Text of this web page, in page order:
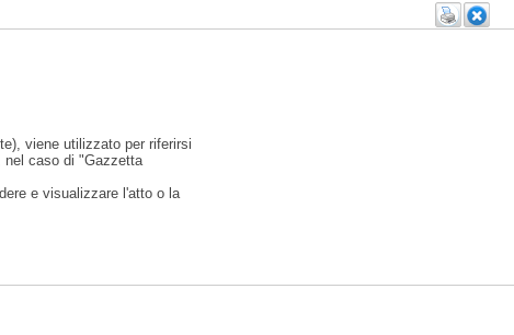
viene utilizzato per riferirsi
nel caso di "Gazzetta
e visualizzare l'atto o la